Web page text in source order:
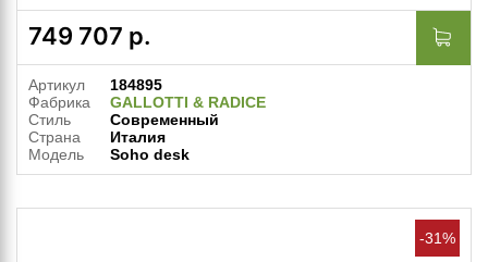
749 707 р.
Артикул
184895
Фабрика
GALLOTTI & RADICE
Стиль
Современный
Страна
Италия
Модель
Soho desk
-31%